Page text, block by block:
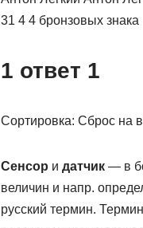
31 4 4 бронзовых знака
1 ответ 1
Сортировка: Сброс на
Сенсор и датчик— в
величин и напр.
русский термин.